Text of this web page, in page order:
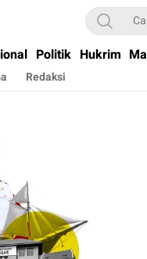
Politik Hukrim
Redaksi